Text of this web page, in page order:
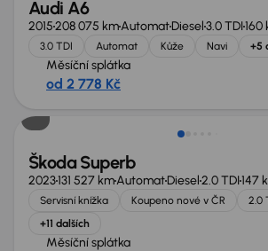
Audi A6
2015208 075 kmAutomatDiesel3.0 TDI160
3.0 TDI Automat Kůže Navi +5
Měsíční splátka
od 2 778 Kč
Zlevněno o 10 000 Kč
Škoda Superb
2023131 527 kmAutomatDiesel2.0 TDI147
Servisní knížka Koupeno nové v ČR 2.0
+11 dalších
Měsíční splátka